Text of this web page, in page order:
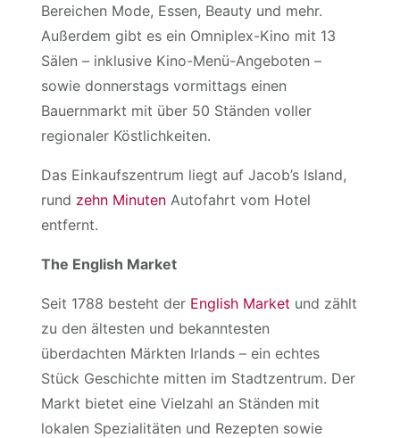
Bereichen Mode, Essen, Beauty und mehr.
Außerdem gibt es ein Omniplex-Kino mit 13
Sälen – inklusive Kino-Menü-Angeboten –
sowie donnerstags vormittags einen
Bauernmarkt mit über 50 Ständen voller
regionaler Köstlichkeiten.
Das Einkaufszentrum liegt auf Jacob’s Island,
rund zehn MinutenAutofahrt vom Hotel
entfernt.
The English Market
Seit 1788 besteht der English Market und zählt
zu den ältesten und bekanntesten
überdachten Märkten Irlands – ein echtes
Stück Geschichte mitten im Stadtzentrum. Der
Markt bietet eine Vielzahl an Ständen mit
lokalen Spezialitäten und Rezepten sowie